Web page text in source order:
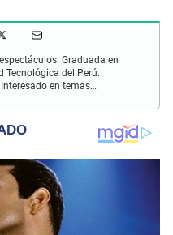
Graduada en
Tecnológica del Perú.
en temas